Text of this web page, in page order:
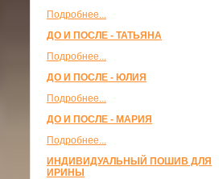
Подробнее...
ДО И ПОСЛЕ - ТАТЬЯНА
Подробнее...
ДО И ПОСЛЕ - ЮЛИЯ
Подробнее...
ДО И ПОСЛЕ - МАРИЯ
Подробнее...
ИНДИВИДУАЛЬНЫЙ ПОШИВ ДЛЯ
ИРИНЫ